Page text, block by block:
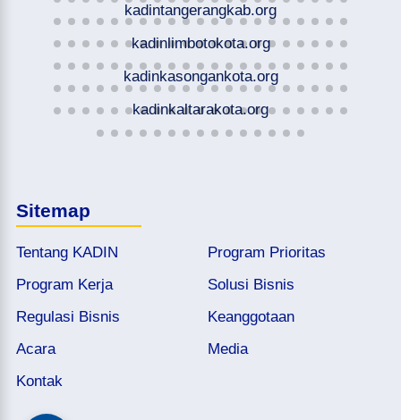
kadintangerangkab.org
kadinlimbotokota.org
kadinkasongankota.org
kadinkaltarakota.org
Sitemap
Tentang KADIN
Program Prioritas
Program Kerja
Solusi Bisnis
Regulasi Bisnis
Keanggotaan
Acara
Media
Kontak